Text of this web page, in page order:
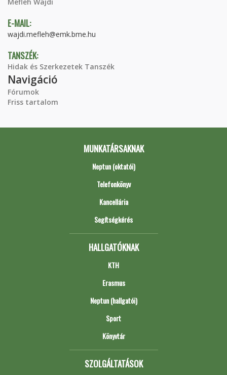
E-MAIL:
wajdi.mefleh@emk.bme.hu
TANSZÉK:
Hidak és Szerkezetek Tanszék
Navigáció
Fórumok
Friss tartalom
MUNKATÁRSAKNAK
Neptun (oktatói)
Telefonkönyv
Kancellária
Segítségkérés
HALLGATÓKNAK
KTH
Erasmus
Neptun (hallgatói)
Sport
Könyvtár
SZOLGÁLTATÁSOK